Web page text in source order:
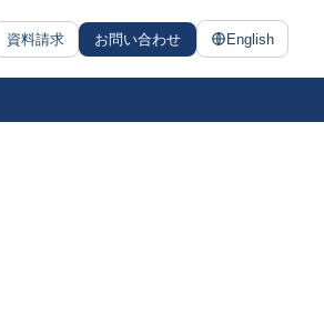
資料請求 お問い合わせ English